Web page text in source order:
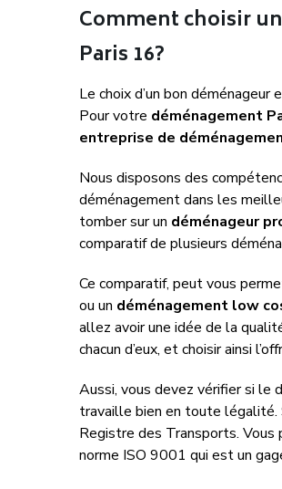
Comment choisir
Paris 16?
Le choix d’un bon déménageur
Pour votre déménagement
entreprise de
Nous disposons des
déménagement dans les
tomber sur un déménageur
comparatif de plusieurs
Ce comparatif, peut vous
ou un déménagement low
allez avoir une idée de la
chacun d’eux, et choisir ainsi
Aussi, vous devez vérifier si le
travaille bien en toute légalité.
Registre des Transports. Vous
norme ISO 9001 qui est un